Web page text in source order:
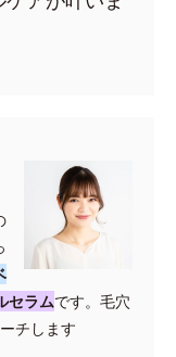
ラムです。毛穴
チします